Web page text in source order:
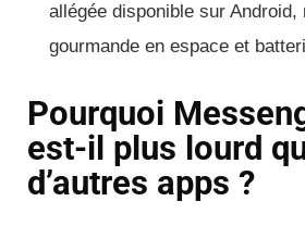
allégée disponible sur Android,
gourmande en espace et
Pourquoi
est-il plus lourd
d’autres apps ?